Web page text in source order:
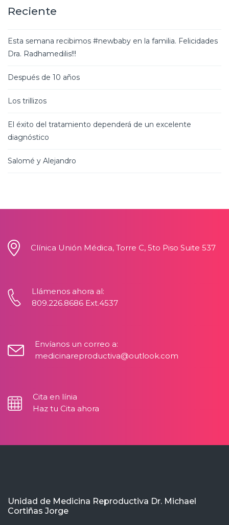
Reciente
Esta semana recibimos #newbaby en la familia. Felicidades
Dra. Radhamedilis!!!
Después de 10 años
Los trillizos
El éxito del tratamiento dependerá de un excelente
diagnóstico
Salomé y Alejandro
Clínica Unión Médica, Torre C, 5to Piso Suite 537
Llámenos ahora al:
809.226.8686 Ext.4537
Envíanos un correo a:
medicinareproductiva@outlook.com
Cita en línia
Haz tu Cita ahora
Unidad de Medicina Reproductiva Dr. Michael
Cortiñas Jorge